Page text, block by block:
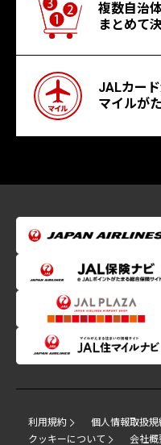
複数自治
まとめて
JALカー
マイルが
利用規約 個人情報取扱規
クッキーについて
会社概